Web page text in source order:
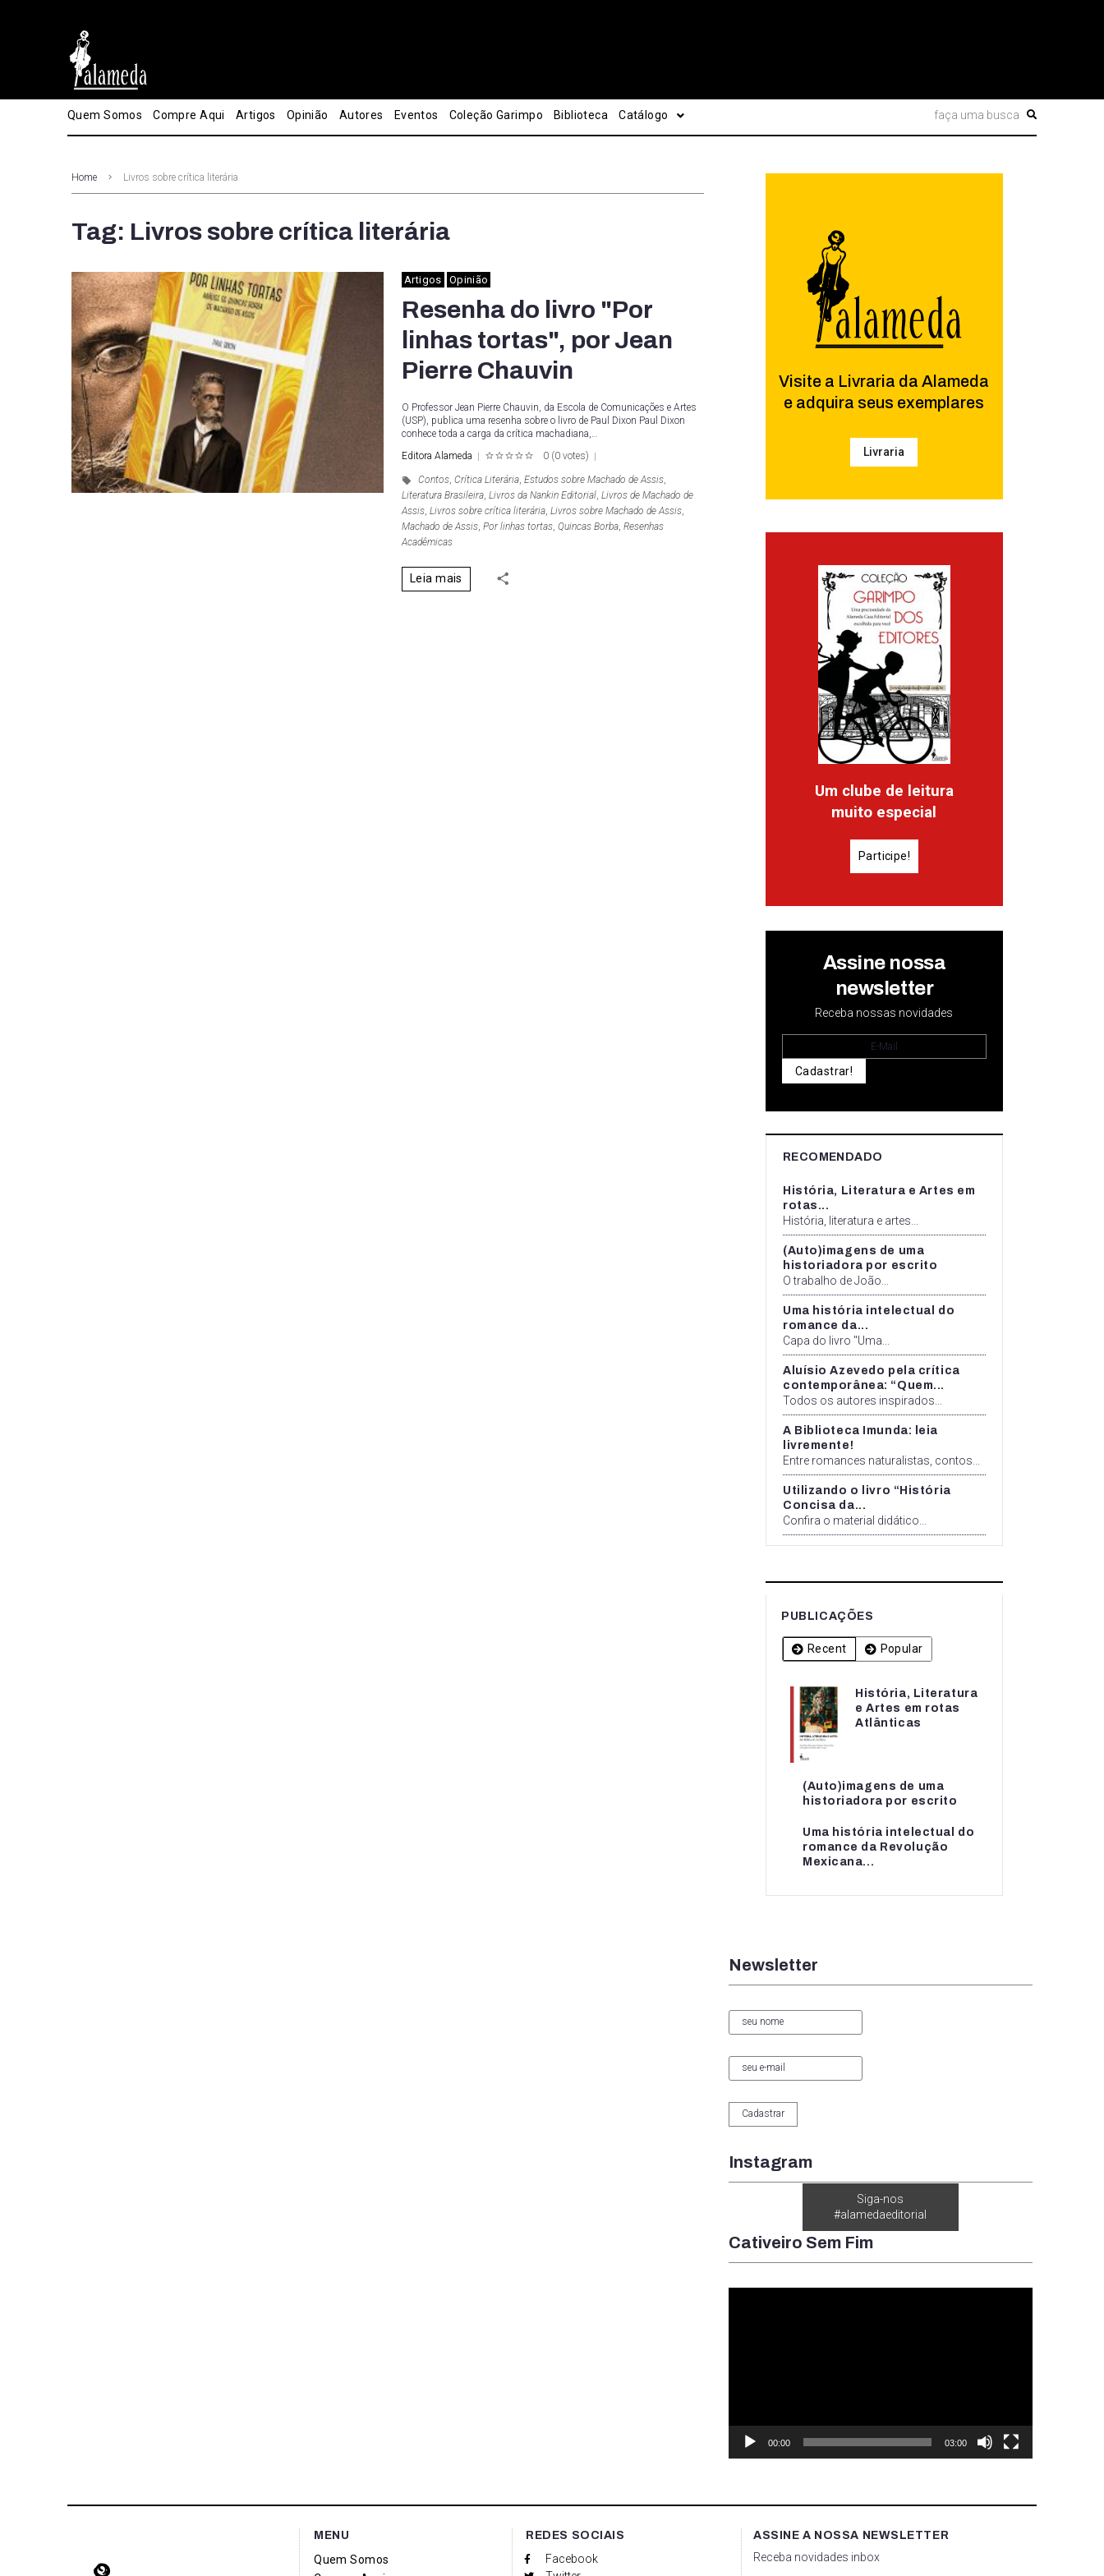
Quem Somos Compre Aqui Artigos Opinião Autores Eventos Coleção Garimpo Biblioteca Catálogo
Home Livros sobre crítica literária
Tag: Livros sobre crítica literária
Artigos Opinião
Resenha do livro "Por
linhas tortas", por Jean
Pierre Chauvin
O Professor Jean Pierre Chauvin, da Escola de Comunicações e Artes
(USP), publica uma resenha sobre o livro de Paul Dixon Paul Dixon
conhece toda a carga da crítica machadiana,…
Editora Alameda
0 (0 votes)
Contos, Crítica Literária, Estudos sobre Machado de Assis,
Literatura Brasileira, Livros da Nankin Editorial, Livros de Machado de
Assis, Livros sobre crítica literária, Livros sobre Machado de Assis,
Machado de Assis, Por linhas tortas, Quincas Borba, Resenhas
Acadêmicas
Leia mais
Visite a Livraria da Alameda
e adquira seus exemplares
Livraria
Um clube de leitura
muito especial
Participe!
Assine nossa
newsletter
Receba nossas novidades
Cadastrar!
RECOMENDADO
História, Literatura e Artes em
rotas...
História, literatura e artes...
(Auto)imagens de uma
historiadora por escrito
O trabalho de João...
Uma história intelectual do
romance da...
Capa do livro "Uma...
Aluísio Azevedo pela crítica
contemporânea: “Quem...
Todos os autores inspirados...
A Biblioteca Imunda: leia
livremente!
Entre romances naturalistas, contos...
Utilizando o livro “História
Concisa da...
Confira o material didático...
PUBLICAÇÕES
Recent Popular
História, Literatura
e Artes em rotas
Atlânticas
(Auto)imagens de uma
historiadora por escrito
Uma história intelectual do
romance da Revolução
Mexicana...
História, Literatura
e Artes em rotas...
(Auto)imagens de uma
historiadora por escrito
Uma história intelectual do
romance da...
Newsletter
Instagram
Siga-nos
#alamedaeditorial
Cativeiro Sem Fim
00:00 03:00
MENU
Quem Somos
REDES SOCIAIS
Facebook
ASSINE A NOSSA NEWSLETTER
Receba novidades inbox